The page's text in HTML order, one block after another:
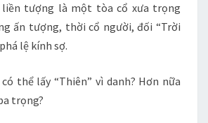
liền tượng là một tòa cổ xưa trọng
ấn tượng, thời cổ người, đối “Trời
lệ kính sợ.
thể lấy “Thiên” vì danh? Hơn nữa
trọng?